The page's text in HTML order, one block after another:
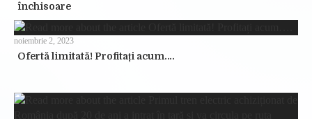
închisoare
Ofertă limitată! Profitați acum….
noiembrie 2, 2023